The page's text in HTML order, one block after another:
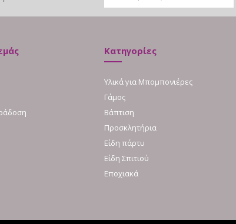
Κατηγορίες
Υλικά για Μπομπονιέρες
Γάμος
Βάπτιση
Προσκλητήρια
Είδη πάρτυ
Είδη Σπιτιού
Εποχιακά